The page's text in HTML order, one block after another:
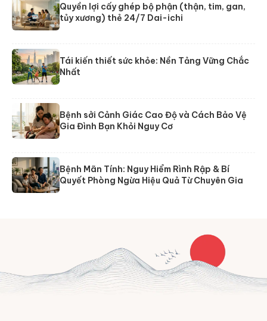
Quyền lợi cấy ghép bộ phận (thận, tim, gan,
tủy xương) thẻ 24/7 Dai-ichi
Tái kiến thiết sức khỏe: Nền Tảng Vững Chắc
Nhất
Bệnh sởi Cảnh Giác Cao Độ và Cách Bảo Vệ
Gia Đình Bạn Khỏi Nguy Cơ
Bệnh Mãn Tính: Nguy Hiểm Rình Rập & Bí
Quyết Phòng Ngừa Hiệu Quả Từ Chuyên Gia